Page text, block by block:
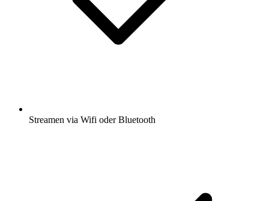
Streamen via Wifi oder Bluetooth